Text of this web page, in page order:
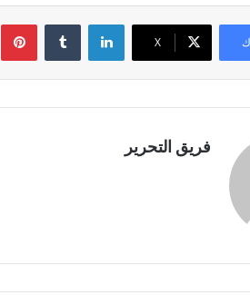
‫X
لينكدإن
فريق التحرير